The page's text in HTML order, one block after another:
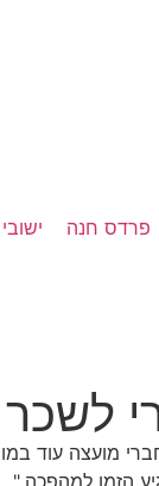
פרדס חנה
לשכר
מועצה עוד